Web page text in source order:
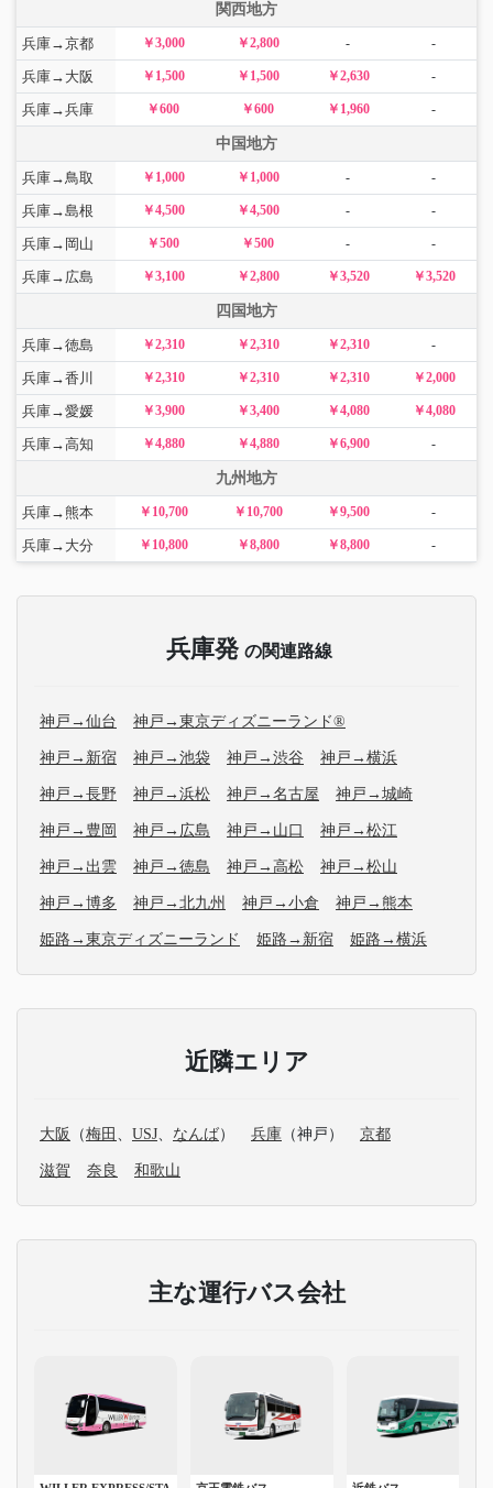
関西地方
兵庫→京都 ￥3,000 ￥2,800 - -
兵庫→大阪 ￥1,500 ￥1,500 ￥2,630 -
兵庫→兵庫 ￥600 ￥600 ￥1,960 -
中国地方
兵庫→鳥取 ￥1,000 ￥1,000 - -
兵庫→島根 ￥4,500 ￥4,500 - -
兵庫→岡山 ￥500 ￥500 - -
兵庫→広島 ￥3,100 ￥2,800 ￥3,520 ￥3,520
四国地方
兵庫→徳島 ￥2,310 ￥2,310 ￥2,310 -
兵庫→香川 ￥2,310 ￥2,310 ￥2,310 ￥2,000
兵庫→愛媛 ￥3,900 ￥3,400 ￥4,080 ￥4,080
兵庫→高知 ￥4,880 ￥4,880 ￥6,900 -
九州地方
兵庫→熊本 ￥10,700 ￥10,700 ￥9,500 -
兵庫→大分 ￥10,800 ￥8,800 ￥8,800 -
兵庫発 の関連路線
神戸→仙台 神戸→東京ディズニーランド®
神戸→新宿 神戸→池袋 神戸→渋谷 神戸→横浜
神戸→長野 神戸→浜松 神戸→名古屋 神戸→城崎
神戸→豊岡 神戸→広島 神戸→山口 神戸→松江
神戸→出雲 神戸→徳島 神戸→高松 神戸→松山
神戸→博多 神戸→北九州 神戸→小倉 神戸→熊本
姫路→東京ディズニーランド 姫路→新宿 姫路→横浜
近隣エリア
大阪 （梅田 、 USJ、 なんば） 兵庫 （神戸） 京都
滋賀 奈良 和歌山
主な運行バス会社